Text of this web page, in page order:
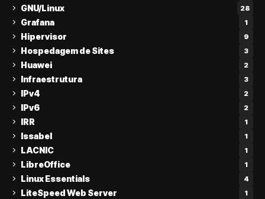
GNU/Linux 28
Grafana 1
Hipervisor 9
Hospedagem de Sites 3
Huawei 2
Infraestrutura 3
IPv4 2
IPv6 2
IRR 1
Issabel 1
LACNIC 1
LibreOffice 1
Linux Essentials 4
LiteSpeed Web Server 1